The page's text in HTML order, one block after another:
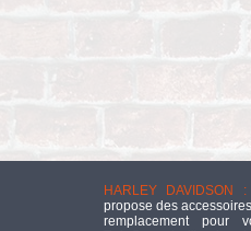
HARLEY DAVIDSON :
propose des
remplacement pour